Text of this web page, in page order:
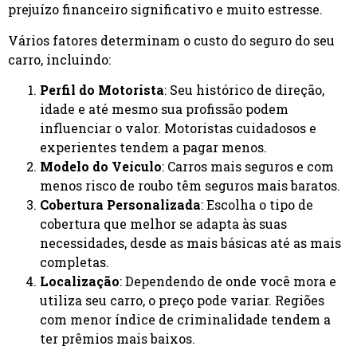
prejuízo financeiro significativo e muito estresse.
Vários fatores determinam o custo do seguro do seu
carro, incluindo:
Perfil do Motorista: Seu histórico de direção,
idade e até mesmo sua profissão podem
influenciar o valor. Motoristas cuidadosos e
experientes tendem a pagar menos.
Modelo do Veículo: Carros mais seguros e com
menos risco de roubo têm seguros mais baratos.
Cobertura Personalizada: Escolha o tipo de
cobertura que melhor se adapta às suas
necessidades, desde as mais básicas até as mais
completas.
Localização: Dependendo de onde você mora e
utiliza seu carro, o preço pode variar. Regiões
com menor índice de criminalidade tendem a
ter prêmios mais baixos.